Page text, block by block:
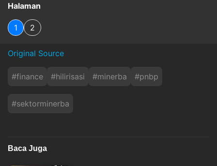
Halaman
1 2
Original Source
#finance #hilirisasi #minerba #pnbp
#sektorminerba
Baca Juga